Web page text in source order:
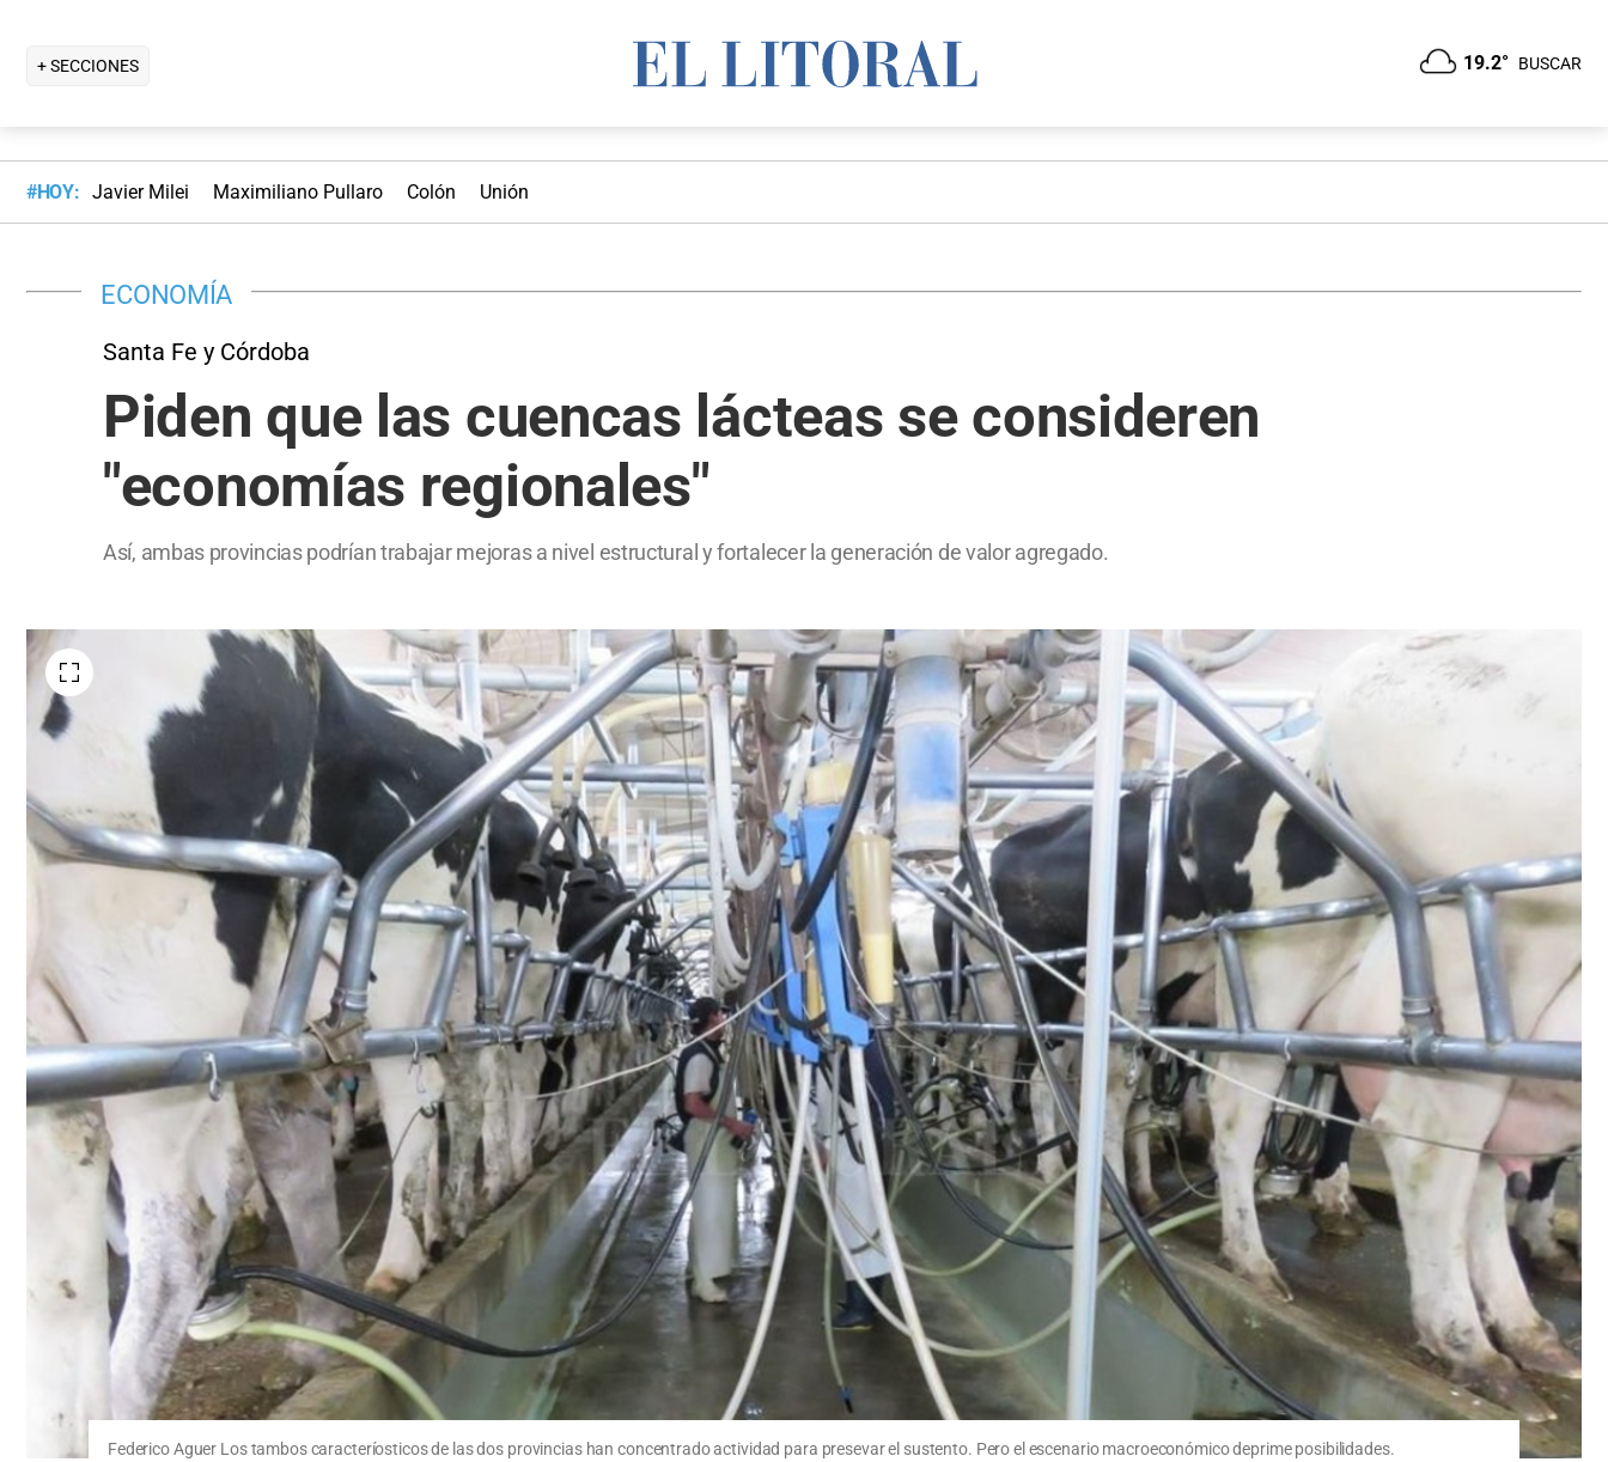
+ SECCIONES 19.2° BUSCAR
#HOY: Javier Milei Maximiliano Pullaro Colón Unión
ECONOMÍA
Santa Fe y Córdoba
Piden que las cuencas lácteas se consideren
"economías regionales"
Así, ambas provincias podrían trabajar mejoras a nivel estructural y fortalecer la generación de valor agregado.
Federico Aguer Los tambos caracteríosticos de las dos provincias han concentrado actividad para presevar el sustento. Pero el escenario macroeconómico deprime posibilidades.